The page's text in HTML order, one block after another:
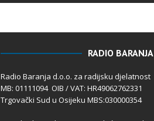
RADIO BARANJA
Radio Baranja d.o.o. za radijsku djelatnost
MB: 01111094 OIB / VAT: HR49062762331
Trgovački Sud u Osijeku MBS:030000354